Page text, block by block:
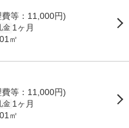
費等：11,000円)
金 1ヶ月
㎡
費等：11,000円)
金 1ヶ月
㎡